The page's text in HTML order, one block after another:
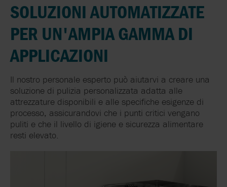
SOLUZIONI AUTOMATIZZATE
PER UN'AMPIA GAMMA DI
APPLICAZIONI
Il nostro personale esperto può aiutarvi a creare una
soluzione di pulizia personalizzata adatta alle
attrezzature disponibili e alle specifiche esigenze di
processo, assicurandovi che i punti critici vengano
puliti e che il livello di igiene e sicurezza alimentare
resti elevato.